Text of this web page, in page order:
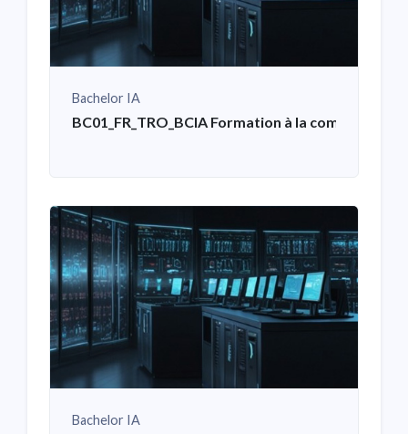
Bachelor IA
BC01_FR_TRO_BCIA Formation à la
Bachelor IA